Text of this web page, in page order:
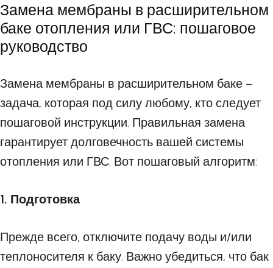
Замена мембраны в расширительном
баке отопления или ГВС: пошаговое
руководство
Замена мембраны в расширительном баке –
задача, которая под силу любому, кто следует
пошаговой инструкции. Правильная замена
гарантирует долговечность вашей системы
отопления или ГВС. Вот пошаговый алгоритм:
1. Подготовка
Прежде всего, отключите подачу воды и/или
теплоносителя к баку. Важно убедиться, что бак